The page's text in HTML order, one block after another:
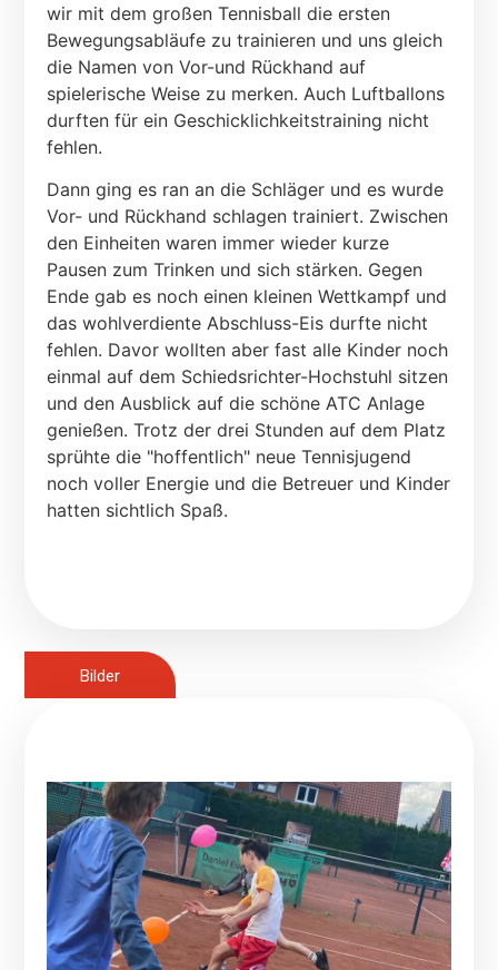
wir mit dem großen Tennisball die ersten
Bewegungsabläufe zu trainieren und uns gleich
die Namen von Vor-und Rückhand auf
spielerische Weise zu merken. Auch Luftballons
durften für ein Geschicklichkeitstraining nicht
fehlen.
Dann ging es ran an die Schläger und es wurde
Vor- und Rückhand schlagen trainiert. Zwischen
den Einheiten waren immer wieder kurze
Pausen zum Trinken und sich stärken. Gegen
Ende gab es noch einen kleinen Wettkampf und
das wohlverdiente Abschluss-Eis durfte nicht
fehlen. Davor wollten aber fast alle Kinder noch
einmal auf dem Schiedsrichter-Hochstuhl sitzen
und den Ausblick auf die schöne ATC Anlage
genießen. Trotz der drei Stunden auf dem Platz
sprühte die "hoffentlich" neue Tennisjugend
noch voller Energie und die Betreuer und Kinder
hatten sichtlich Spaß.
Bilder